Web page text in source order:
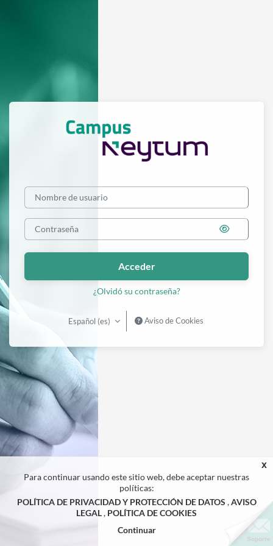
Soporte
Para continuar usando este sitio web, debe aceptar nuestras
políticas:
POLÍTICA DE PRIVACIDAD Y PROTECCIÓN DE DATOS AVISO
LEGAL POLÍTICA DE COOKIES
Continuar
x
Nombre de usuario
Acceder
¿Olvidó su contraseña?
Español ‎(es)‎ Aviso de Cookies